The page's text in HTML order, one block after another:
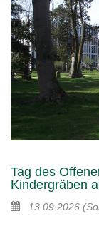
Tag des
Kindergräben
13.09.2026